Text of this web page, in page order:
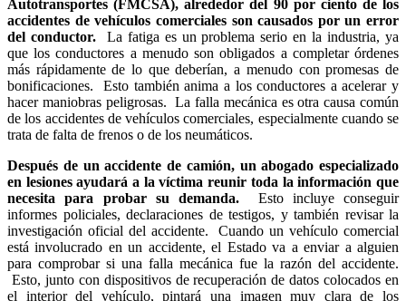
Autotransportes (FMCSA), alrededor del 90 por ciento de los
accidentes de vehículos comerciales son causados por un error
del conductor.La fatiga es un problema serio en la industria, ya
que los conductores a menudo son obligados a completar órdenes
más rápidamente de lo que deberían, a menudo con promesas de
bonificaciones. Esto también anima a los conductores a acelerar y
hacer maniobras peligrosas. La falla mecánica es otra causa común
de los accidentes de vehículos comerciales, especialmente cuando se
trata de falta de frenos o de los neumáticos.
Después de un accidente de camión, un abogado especializado
en lesiones ayudará a la víctima reunir toda la información que
necesita para probar su demanda. Esto incluye conseguir
informes policiales, declaraciones de testigos, y también revisar la
investigación oficial del accidente. Cuando un vehículo comercial
está involucrado en un accidente, el Estado va a enviar a alguien
para comprobar si una falla mecánica fue la razón del accidente.
Esto, junto con dispositivos de recuperación de datos colocados en
el interior del vehículo, pintará una imagen muy clara de los